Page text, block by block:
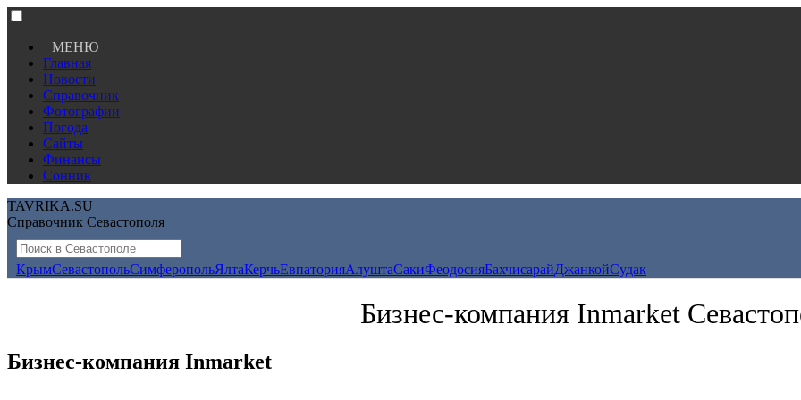
МЕНЮ
Главная
Новости
Справочник
Фотографии
Погода
Сайты
Финансы
Сонник
TAVRIKA.SU
Справочник Севастополя
КрымСевастопольСимферопольЯлтаКерчьЕвпаторияАлуштаСакиФеодосияБахчисарайДжанкойСудак
Бизнес-компания Inmarket
Бизнес-компания Inmarket